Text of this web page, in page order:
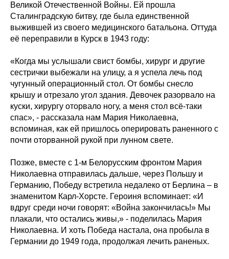
Великой Отечественной Войны. Ей прошла
Сталинградскую битву, где была единственной
выжившей из своего медицинского батальона. Оттуда
её переправили в Курск в 1943 году:
«Когда мы услышали свист бомбы, хирург и другие
сестрички выбежали на улицу, а я успела лечь под
чугунный операционный стол. От бомбы снесло
крышу и отрезало угол здания. Девочек разорвало на
куски, хирургу оторвало ногу, а меня стол всё-таки
спас», - рассказала нам Мария Николаевна,
вспоминая, как ей пришлось оперировать раненного с
почти оторванной рукой при лунном свете.
Позже, вместе с 1-м Белорусским фронтом Мария
Николаевна отправилась дальше, через Польшу и
Германию, Победу встретила недалеко от Берлина – в
знаменитом Карл-Хорсте. Героиня вспоминает: «И
вдруг среди ночи говорят: «Война закончилась!» Мы
плакали, что остались живы,» - поделилась Мария
Николаевна. И хоть Победа настала, она пробыла в
Германии до 1949 года, продолжая лечить раненых.